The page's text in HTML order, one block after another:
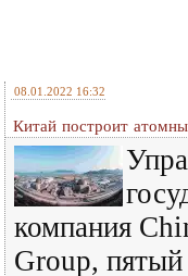
08.01.2022 16:32
Китай построит
компания
Group, пятый